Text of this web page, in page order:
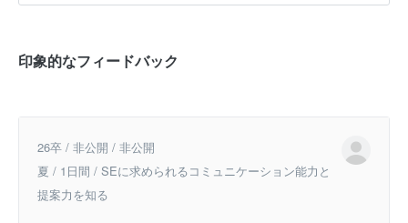
印象的なフィードバック
26卒 / 非公開 / 非公開
夏 / 1日間 / SEに求められるコミュニケーション能力と
提案力を知る